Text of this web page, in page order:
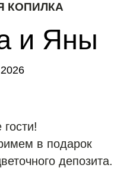
КОПИЛКА
и Яны
в подарок
депозита.